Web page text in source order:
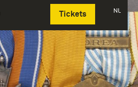
Tickets NL
Deutsch